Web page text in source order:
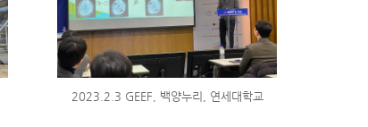
2023.2.3 GEEF, 백양누리, 연세대학교